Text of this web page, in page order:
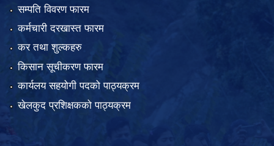
सम्पति विवरण फारम
कर्मचारी दरखास्त फारम
कर तथा शुल्कहरु
किसान सूचीकरण फारम
कार्यलय सहयोगी पदको पाठ्यक्रम
खेलकुद प्रशिक्षकको पाठ्यक्रम